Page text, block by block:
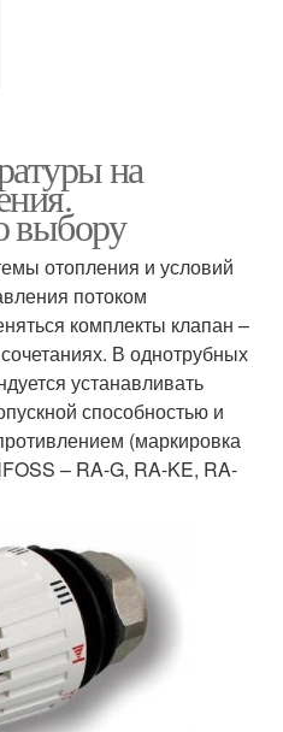
на
выбору
отопления и условий
потоком
комплекты клапан –
В однотрубных
устанавливать
способностью и
(маркировка
– RA-G, RA-KE, RA-